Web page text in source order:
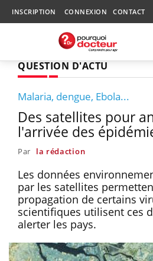
INSCRIPTION CONNEXION CONTACT
QUESTION D'ACTU
Malaria, dengue, Ebola...
Des satellites pour
l'arrivée des
Par la rédaction
Les données
par les satellites
propagation de certains
scientifiques utilisent ces
alerter les pays.